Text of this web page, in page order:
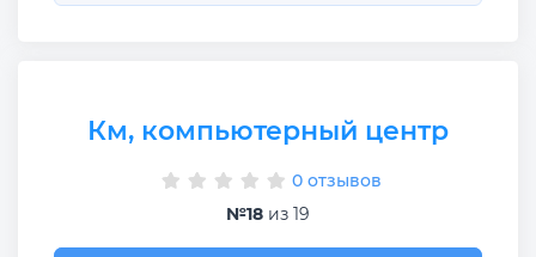
Км, компьютерный центр
0 отзывов
№18 из 19